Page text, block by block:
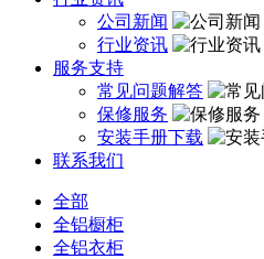
公司新闻
行业资讯
服务支持
常见问题解答
保修服务
安装手册下载
联系我们
全部
全铝橱柜
全铝衣柜